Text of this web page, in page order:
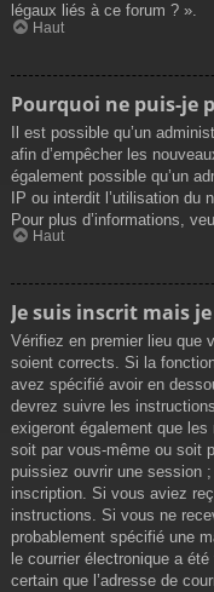
légaux liés à ce forum ? ».
Haut
Pourquoi ne puis-je
Il est possible qu’un
afin d’empêcher les
également possible qu’un
IP ou interdit l’utilisation du
Pour plus d’informations,
Haut
Je suis inscrit mais
Vérifiez en premier lieu que
soient corrects. Si la
avez spécifié avoir en
devrez suivre les
exigeront également que
soit par vous-même ou soit
puissiez ouvrir une session
inscription. Si vous aviez
instructions. Si vous ne
probablement spécifié une
le courrier électronique a
certain que l’adresse de